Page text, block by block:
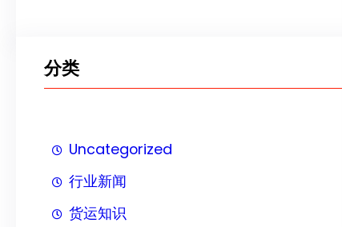
分类
Uncategorized
行业新闻
货运知识